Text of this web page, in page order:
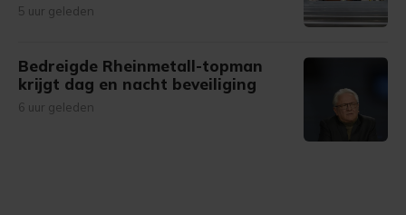
5 uur geleden
Bedreigde Rheinmetall-topman
krijgt dag en nacht beveiliging
6 uur geleden